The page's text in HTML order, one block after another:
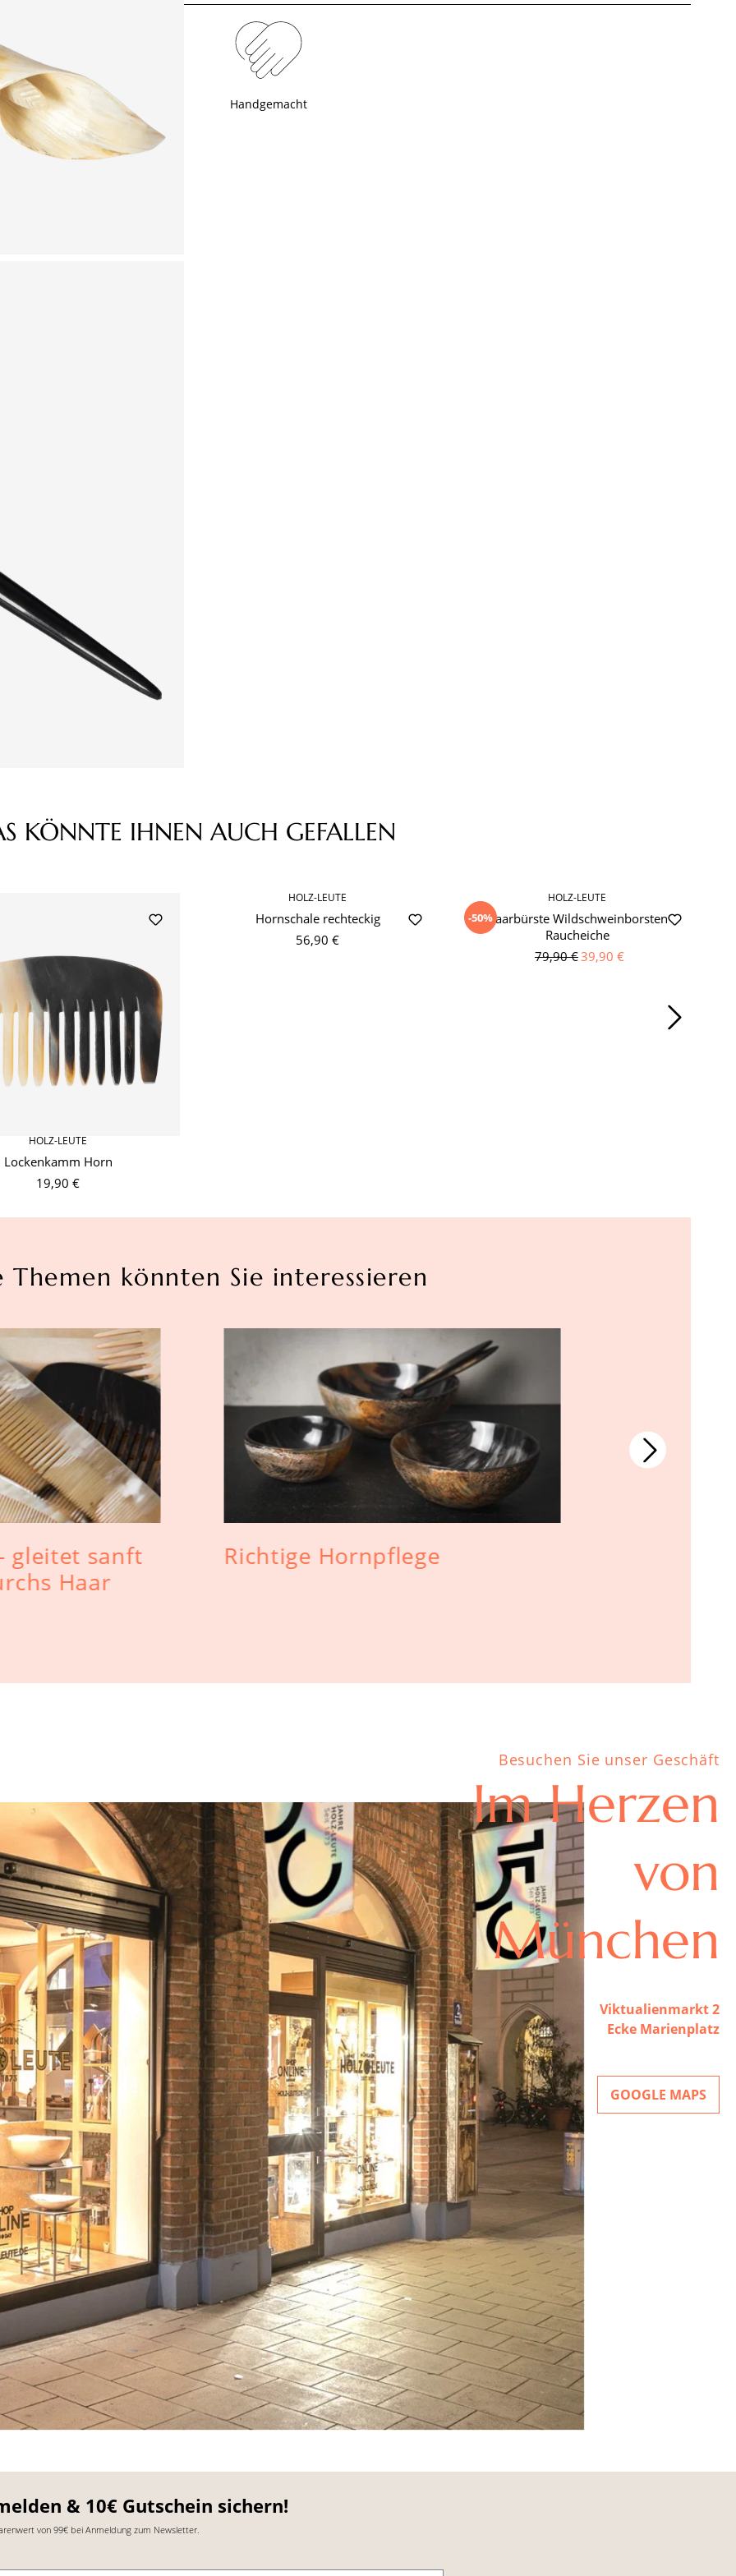
Handgemacht
KÖNNTE IHNEN AUCH GEFALLEN
HOLZ-LEUTE
Lockenkamm Horn
19,90 €
HOLZ-LEUTE
Hornschale rechteckig
56,90 €
-50%
HOLZ-LEUTE
Haarbürste Wildschweinborsten
Raucheiche
79,90 €39,90 €
Themen könnten Sie interessieren
gleitet sanft
Haar
Richtige Hornpflege
Besuchen Sie unser Geschäft
Im Herzen
von
München
Viktualienmarkt 2
Ecke Marienplatz
GOOGLE MAPS
& 10€ Gutschein sichern!
von 99€ bei Anmeldung zum Newsletter.